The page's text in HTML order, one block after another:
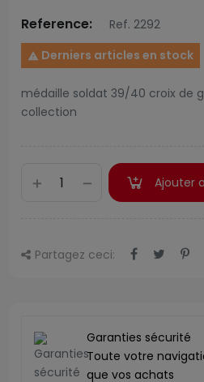
Reference: Ref. 2292
 Derniers articles en stock
médaille soldat 39/40 croix de
collection
Ajouter
Partagez ceci:
Garanties sécurité
Toute votre
que vos achats